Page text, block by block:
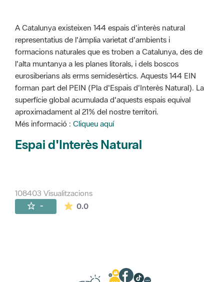
A Catalunya existeixen 144 espais d'interès natural
representatius de l'àmplia varietat d'ambients i
formacions naturales que es troben a Catalunya, des de
l'alta muntanya a les planes litorals, i dels boscos
eurosiberians als erms semidesèrtics. Aquests 144 EIN
forman part del PEIN (Pla d'Espais d'Interès Natural). La
superfície global acumulada d'aquests espais equival
aproximadament al 21% del nostre territori.
Més informació : Cliqueu aquí
Espai d'Interès Natural
108403 Visualitzacions
- 0.0La mitjana de les valoracions és de 0